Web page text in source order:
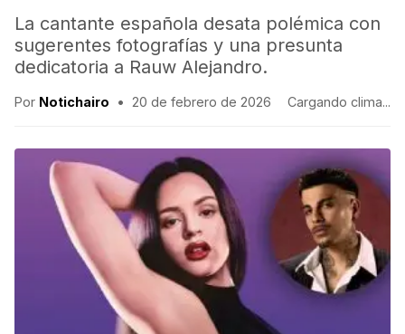
La cantante española desata polémica con
sugerentes fotografías y una presunta
dedicatoria a Rauw Alejandro.
Por Notichairo • 20 de febrero de 2026 Cargando clima...